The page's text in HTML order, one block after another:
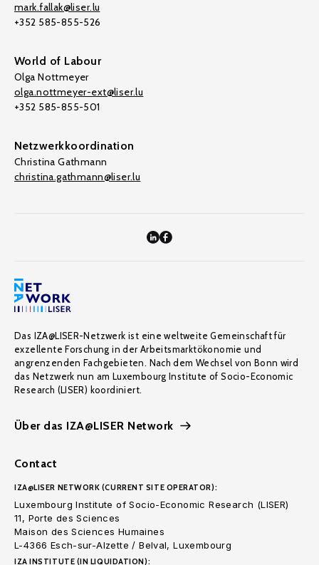
mark.fallak@liser.lu
+352 585-855-526
World of Labour
Olga Nottmeyer
olga.nottmeyer-ext@liser.lu
+352 585-855-501
Netzwerkkoordination
Christina Gathmann
christina.gathmann@liser.lu
Das IZA@LISER-Netzwerk ist eine weltweite Gemeinschaft für
exzellente Forschung in der Arbeitsmarktökonomie und
angrenzenden Fachgebieten. Nach dem Wechsel von Bonn wird
das Netzwerk nun am Luxembourg Institute of Socio-Economic
Research (LISER) koordiniert.
Über das IZA@LISER Network
Contact
IZA@LISER NETWORK (CURRENT SITE OPERATOR):
Luxembourg Institute of Socio-Economic Research (LISER)
11, Porte des Sciences
Maison des Sciences Humaines
L-4366 Esch-sur-Alzette / Belval, Luxembourg
IZA INSTITUTE (IN LIQUIDATION):